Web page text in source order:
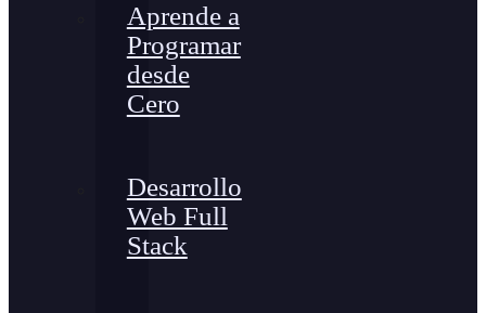
Aprende a
Programar
desde
Cero
Desarrollo
Web Full
Stack